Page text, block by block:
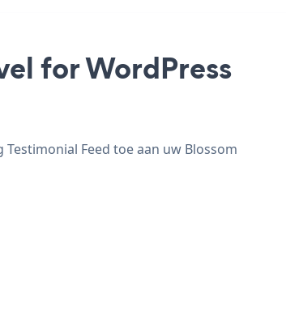
for WordPress
Feed toe aan uw Blossom